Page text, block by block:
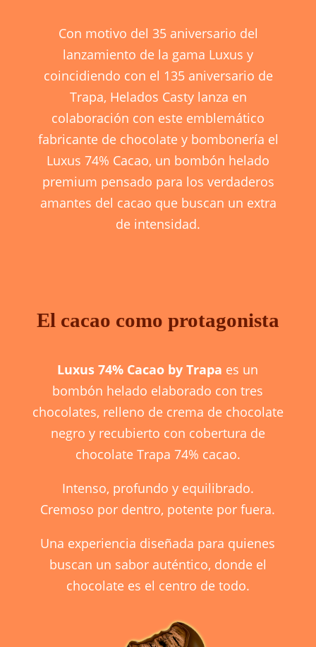
Con motivo del 35 aniversario del
lanzamiento de la gama Luxus y
coincidiendo con el 135 aniversario de
Trapa, Helados Casty lanza en
colaboración con este emblemático
fabricante de chocolate y bombonería el
Luxus 74% Cacao, un bombón helado
premium pensado para los verdaderos
amantes del cacao que buscan un extra
de intensidad.
El cacao como protagonista
Luxus 74% Cacao by Trapa es un
bombón helado elaborado con tres
chocolates, relleno de crema de chocolate
negro y recubierto con cobertura de
chocolate Trapa 74% cacao.
Intenso, profundo y equilibrado.
Cremoso por dentro, potente por fuera.
Una experiencia diseñada para quienes
buscan un sabor auténtico, donde el
chocolate es el centro de todo.